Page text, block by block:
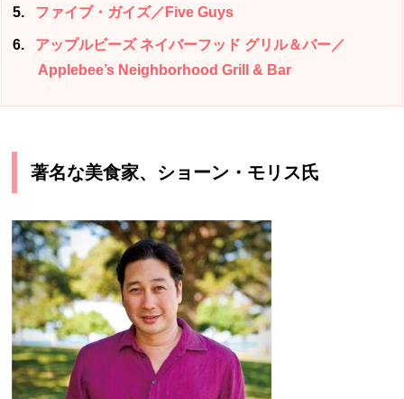
5 ファイブ・ガイズ／Five Guys
6
アップルビーズ ネイバーフッド グリル＆バー／
Applebee’s Neighborhood Grill & Bar
著名な美食家、ショーン・モリス氏